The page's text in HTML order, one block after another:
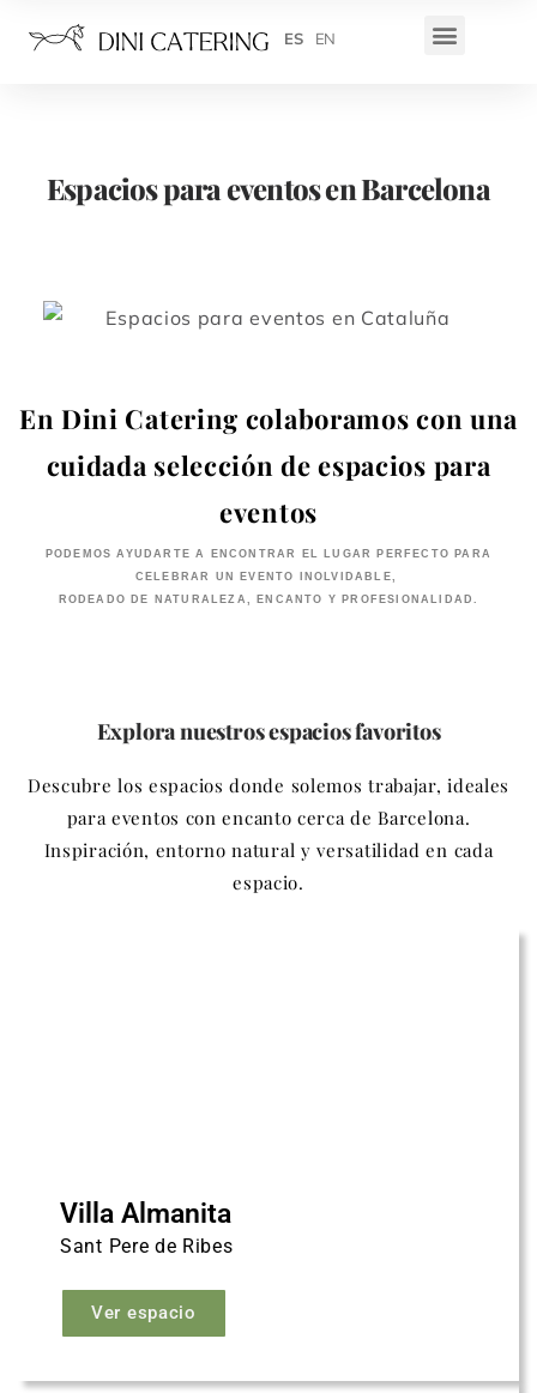
ES EN
Espacios para eventos en Barcelona
En Dini Catering colaboramos con una
cuidada selección de espacios para
eventos
PODEMOS AYUDARTE A ENCONTRAR EL LUGAR PERFECTO PARA
CELEBRAR UN EVENTO INOLVIDABLE,
RODEADO DE NATURALEZA, ENCANTO Y PROFESIONALIDAD.
Explora nuestros espacios favoritos
Descubre los espacios donde solemos trabajar, ideales
para eventos con encanto cerca de Barcelona.
Inspiración, entorno natural y versatilidad en cada
espacio.
Villa Almanita
Sant Pere de Ribes
Ver espacio